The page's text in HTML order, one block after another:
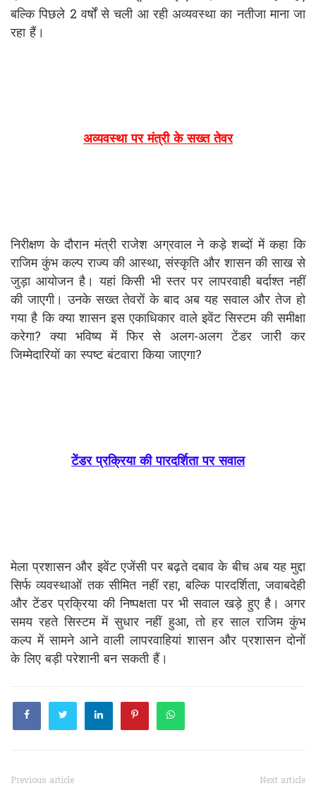
बल्कि पिछले 2 वर्षों से चली आ रही अव्यवस्था का नतीजा माना जा
रहा हैं।
अव्यवस्था पर मंत्री के सख्त तेवर
निरीक्षण के दौरान मंत्री राजेश अग्रवाल ने कड़े शब्दों में कहा कि
राजिम कुंभ कल्प राज्य की आस्था, संस्कृति और शासन की साख से
जुड़ा आयोजन है। यहां किसी भी स्तर पर लापरवाही बर्दाश्त नहीं
की जाएगी। उनके सख्त तेवरों के बाद अब यह सवाल और तेज हो
गया है कि क्या शासन इस एकाधिकार वाले इवेंट सिस्टम की समीक्षा
करेगा? क्या भविष्य में फिर से अलग-अलग टेंडर जारी कर
जिम्मेदारियों का स्पष्ट बंटवारा किया जाएगा?
टेंडर प्रक्रिया की पारदर्शिता पर सवाल
मेला प्रशासन और इवेंट एजेंसी पर बढ़ते दबाव के बीच अब यह मुद्दा
सिर्फ व्यवस्थाओं तक सीमित नहीं रहा, बल्कि पारदर्शिता, जवाबदेही
और टेंडर प्रक्रिया की निष्पक्षता पर भी सवाल खड़े हुए है। अगर
समय रहते सिस्टम में सुधार नहीं हुआ, तो हर साल राजिम कुंभ
कल्प में सामने आने वाली लापरवाहियां शासन और प्रशासन दोनों
के लिए बड़ी परेशानी बन सकती हैं।
Previous article Next article